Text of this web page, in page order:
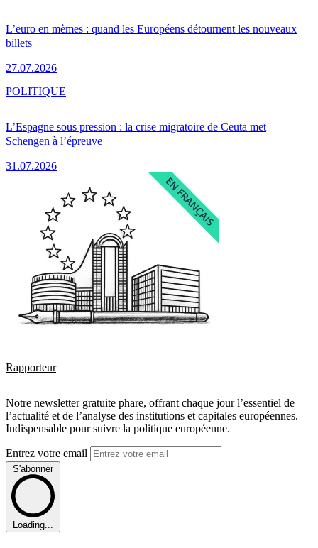
L’euro en mèmes : quand les Européens détournent les nouveaux
billets
27.07.2026
L’Espagne sous pression : la crise migratoire de Ceuta met
Schengen à l’épreuve
31.07.2026
POLITIQUE
Rapporteur
Notre newsletter gratuite phare, offrant chaque jour l’essentiel de
l’actualité et de l’analyse des institutions et capitales européennes.
Indispensable pour suivre la politique européenne.
Entrez votre email
S'abonner
Loading...